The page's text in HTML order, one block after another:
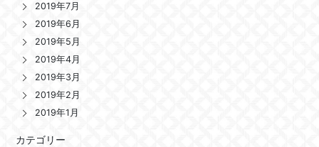
2019年7月
2019年6月
2019年5月
2019年4月
2019年3月
2019年2月
2019年1月
カテゴリー